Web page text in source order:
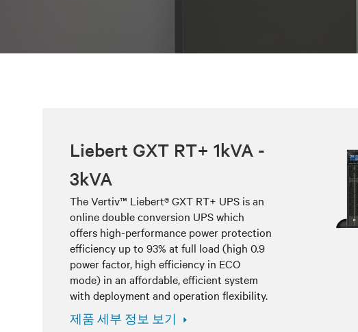
Liebert GXT RT+ 1kVA -
3kVA
The Vertiv™ Liebert® GXT RT+ UPS is an
online double conversion UPS which
offers high-performance power protection
efficiency up to 93% at full load (high 0.9
power factor, high efficiency in ECO
mode) in an affordable, efficient system
with deployment and operation flexibility.
제품 세부 정보 보기